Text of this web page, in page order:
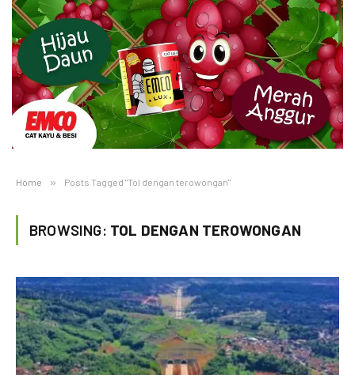
Home » Posts Tagged "Tol dengan terowongan"
BROWSING: TOL DENGAN TEROWONGAN